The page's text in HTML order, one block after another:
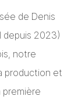
de Denis
depuis 2023)
notre
production et